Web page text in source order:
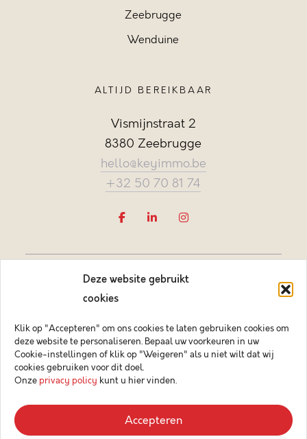
Deze website gebruikt
cookies
Klik op "Accepteren" om ons cookies te laten gebruiken cookies om
deze website te personaliseren. Bepaal uw voorkeuren in uw
Cookie-instellingen of klik op "Weigeren" als u niet wilt dat wij
cookies gebruiken voor dit doel.
Onze privacy policy kunt u hier vinden.
Accepteren
Zeebrugge
Wenduine
ALTIJD BEREIKBAAR
Vismijnstraat 2
8380 Zeebrugge
hello@keyimmo.be
+32 50 70 81 74
Vastgoedmakelaar-bemiddelaar BIV België BIV 505084
Ondernemingsnummer BTW-BE 0878.744.081 BA &
borgstelling via NV AXA Belgium (polisnr. 730.390.160)
© 2026 Key Immo
Disclaimer